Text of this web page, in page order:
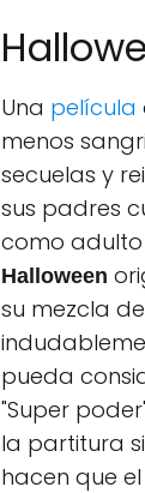
Una película
menos
secuelas y
sus padres
como adulto
Halloween
su mezcla
pueda
"Super
la partitura
hacen que